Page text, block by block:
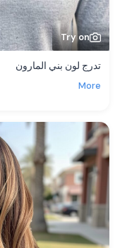
Try on
تدرج لون بني المارون
More